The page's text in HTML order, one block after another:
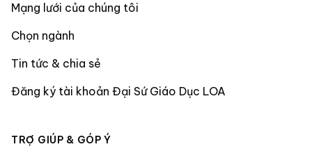
Mạng lưới của chúng tôi
Chọn ngành
Tin tức & chia sẻ
Đăng ký tài khoản Đại Sứ Giáo Dục LOA
TRỢ GIÚP & GÓP Ý